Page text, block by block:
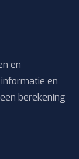
en
en
berekening